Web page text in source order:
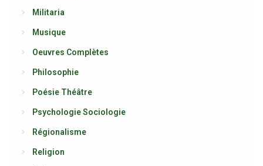
Militaria
Musique
Oeuvres Complètes
Philosophie
Poésie Théâtre
Psychologie Sociologie
Régionalisme
Religion